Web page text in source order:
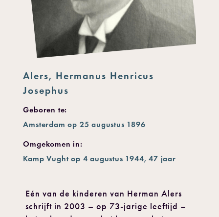
Alers, Hermanus Henricus
Josephus
Geboren te:
Amsterdam op 25 augustus 1896
Omgekomen in:
Kamp Vught op 4 augustus 1944, 47 jaar
Eén van de kinderen van Herman Alers
schrijft in 2003 – op 73-jarige leeftijd –